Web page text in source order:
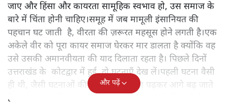
जाए और हिंसा और कायरता सामूहिक स्वभाव हो, उस समाज के
बारे में चिंता होनी चाहिए।समूह में जब मामूली इंसानियत की
पहचान घट जाती है, वीरता की ज़रूरत महसूस होने लगती है।एक
अकेले वीर को पूरा कायर समाज घेरकर मार डालता है क्योंकि वह
उसे उसकी अमानवीयता की याद दिलाता रहता है। पिछले दिनों
उत्तराखंड के कोटद्वार में हुई दो घटनाएँ देख लें।पहली घटना वैसी
ही थी, जैसी घटनाओं की खबर हम रोज़ाना पढ़कर आगे बढ़ जाते
हैं।भारत के तक़रीबन हर हिस्से से ऐसी खबर आती ही रहती है।
और पढ़ें